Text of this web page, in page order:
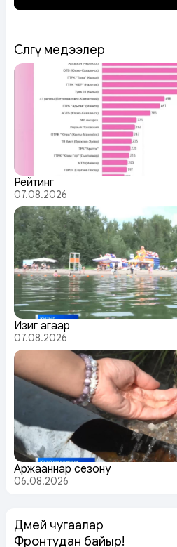
Сөөлгү медээлер
Рейтинг
07.08.2026
Изиг агаар
07.08.2026
Аржааннар сезону
06.08.2026
Дөмей чугаалар
Фронтудан байыр!